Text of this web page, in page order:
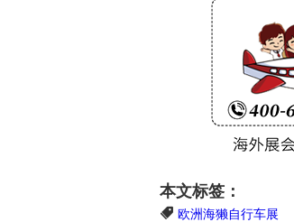
本文标签：
欧洲海獭自行车展